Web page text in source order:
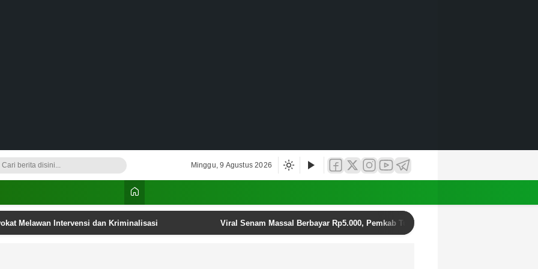
Minggu, 9 Agustus 2026
Melawan Intervensi dan Kriminalisasi Viral Senam Massal Berbayar Rp5.000, Pemkab Tulungagung: Itu Bukan Kegiatan